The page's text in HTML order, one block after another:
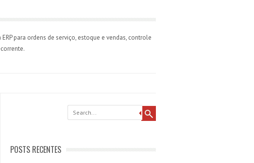
ERP para ordens de serviço, estoque e vendas, controle
POSTS RECENTES